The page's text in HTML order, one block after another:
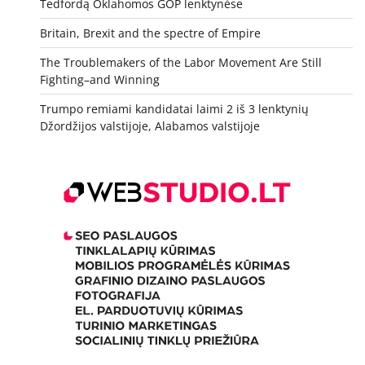
Tedfordą Oklahomos GOP lenktynėse
Britain, Brexit and the spectre of Empire
The Troublemakers of the Labor Movement Are Still
Fighting–and Winning
Trumpo remiami kandidatai laimi 2 iš 3 lenktynių
Džordžijos valstijoje, Alabamos valstijoje